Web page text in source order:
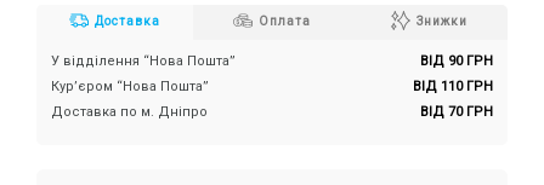
Доставка Оплата Знижки
У відділення “Нова Пошта”
ВІД 90 ГРН
Кур’єром “Нова Пошта”
ВІД 110 ГРН
Доставка по м. Дніпро
ВІД 70 ГРН